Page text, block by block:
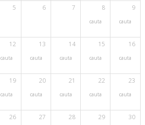
5 6 7 8
cauta
9
cauta
12
cauta
13
cauta
14
cauta
15
cauta
16
cauta
19
cauta
20
cauta
21
cauta
22
cauta
23
cauta
26 27 28 29 30